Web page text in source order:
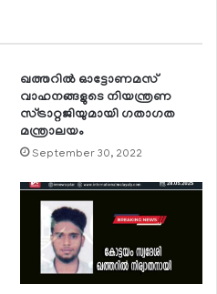
ഖത്തറില്‍ ഓട്ടോണമസ്
വാഹനങ്ങളുടെ നിയന്ത്രണ
സ്ട്രാറ്റജിയുമായി ഗതാഗത
മന്ത്രാലയം
September 30, 2022